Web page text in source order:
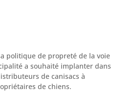
politique de propreté de la voie
a souhaité implanter dans
de canisacs à
de chiens.